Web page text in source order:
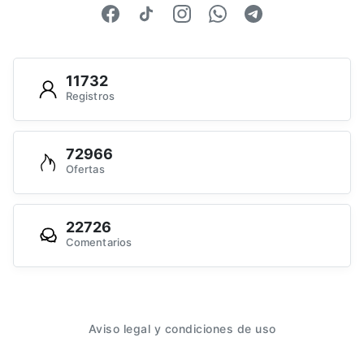
11732
Registros
72966
Ofertas
22726
Comentarios
Aviso legal y condiciones de uso